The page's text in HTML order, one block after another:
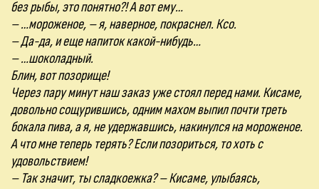
без рыбы, это понятно?! А вот ему…
– …мороженое, – я, наверное, покраснел. Ксо.
– Да-да, и еще напиток какой-нибудь…
– …шоколадный.
Блин, вот позорище!
Через пару минут наш заказ уже стоял перед нами. Кисаме,
довольно сощурившись, одним махом выпил почти треть
бокала пива, а я, не удержавшись, накинулся на мороженое.
А что мне теперь терять? Если позориться, то хоть с
удовольствием!
– Так значит, ты сладкоежка? – Кисаме, улыбаясь,